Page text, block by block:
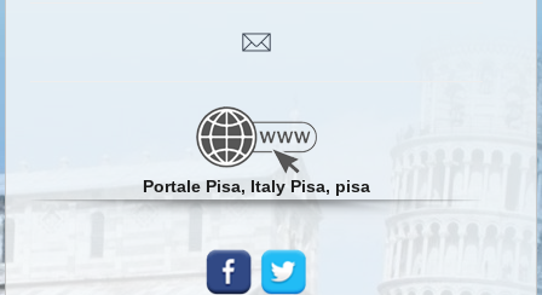
Portale Pisa, Italy Pisa, pisa